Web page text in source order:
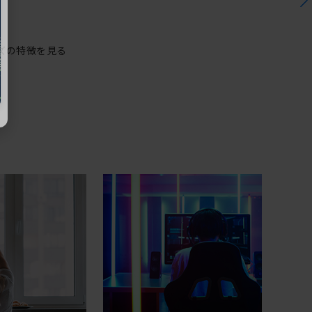
の特徴を見る